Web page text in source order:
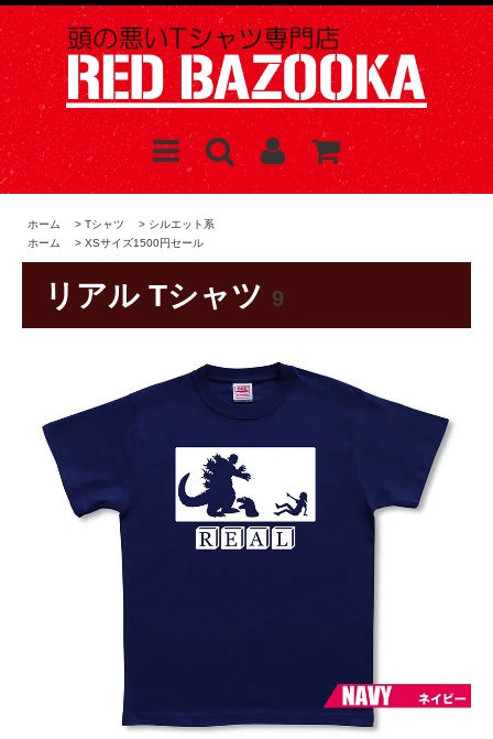
ホーム > Tシャツ > シルエット系
ホーム
> XSサイズ1500円セール
リアル Tシャツ 9